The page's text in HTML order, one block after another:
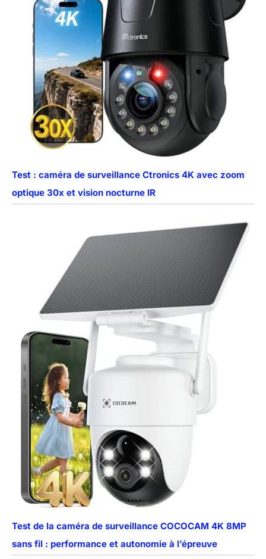
Test : caméra de surveillance Ctronics 4K avec zoom
optique 30x et vision nocturne IR
Test de la caméra de surveillance COCOCAM 4K 8MP
sans fil : performance et autonomie à l’épreuve